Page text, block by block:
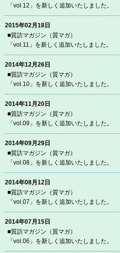
「vol.12」を新しく追加いたしました。
2015年02月18日
■質訪マガジン（質マガ）
「vol.11」を新しく追加いたしました。
2014年12月26日
■質訪マガジン（質マガ）
「vol.10」を新しく追加いたしました。
2014年11月20日
■質訪マガジン（質マガ）
「vol.09」を新しく追加いたしました。
2014年09月29日
■質訪マガジン（質マガ）
「vol.08」を新しく追加いたしました。
2014年08月12日
■質訪マガジン（質マガ）
「vol.07」を新しく追加いたしました。
2014年07月15日
■質訪マガジン（質マガ）
「vol.06」を新しく追加いたしました。